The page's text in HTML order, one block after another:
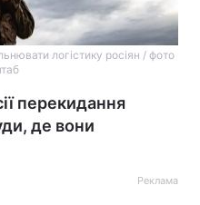
логістику росіян / фото
перекидання
де вони
Реклама